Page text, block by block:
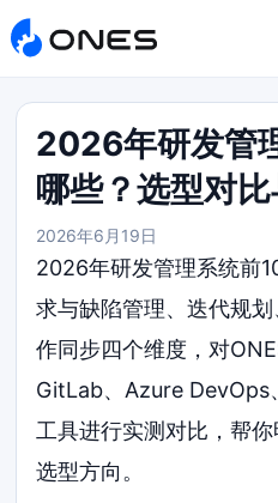
2026年研发管
哪些？选型对
2026年6月19日
2026年研发管理系统前
求与缺陷管理、迭代规
作同步四个维度，对
GitLab、Azure DevOps
工具进行实测对比，帮
选型方向。